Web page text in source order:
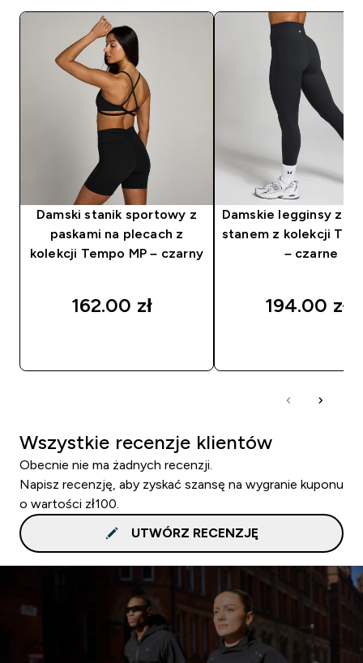
Damski stanik sportowy z
paskami na plecach z
kolekcji Tempo MP – czarny
162.00 zł‎
Damskie legginsy z
stanem z kolekcji
– czarne
194.00 zł‎
Wszystkie recenzje klientów
Obecnie nie ma żadnych recenzji.
Napisz recenzję, aby zyskać szansę na wygranie kuponu
o wartości zł100.
UTWÓRZ RECENZJĘ